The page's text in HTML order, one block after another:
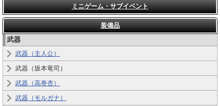
ミニゲーム・サブイベント
装備品
武器
武器（主人公）
武器（坂本竜司）
武器（高巻杏）
武器（モルガナ）